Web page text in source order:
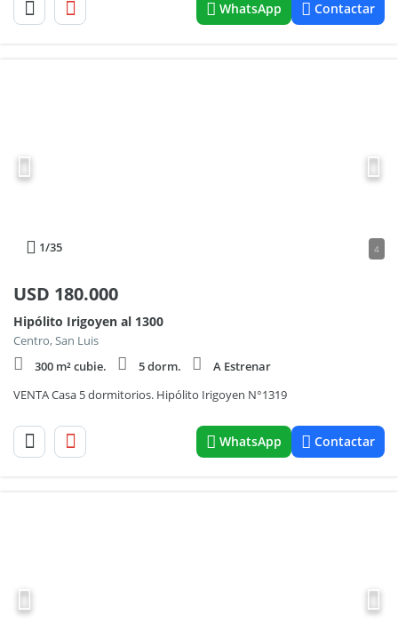
WhatsApp Contactar
1/35 4
USD 180.000
Hipólito Irigoyen al 1300
Centro, San Luis
300 m² cubie.
5 dorm.
A Estrenar
VENTA Casa 5 dormitorios. Hipólito Irigoyen N°1319
WhatsApp Contactar